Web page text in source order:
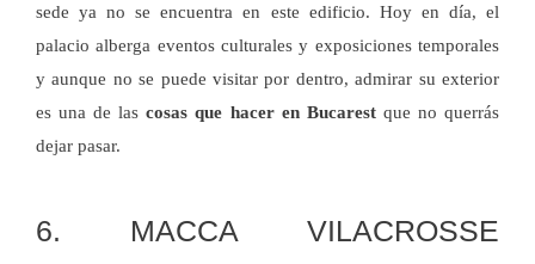
sede ya no se encuentra en este edificio. Hoy en día, el
palacio alberga eventos culturales y exposiciones temporales
y aunque no se puede visitar por dentro, admirar su exterior
es una de lascosas que hacer en Bucarestque no querrás
dejar pasar.
6. MACCA VILACROSSE